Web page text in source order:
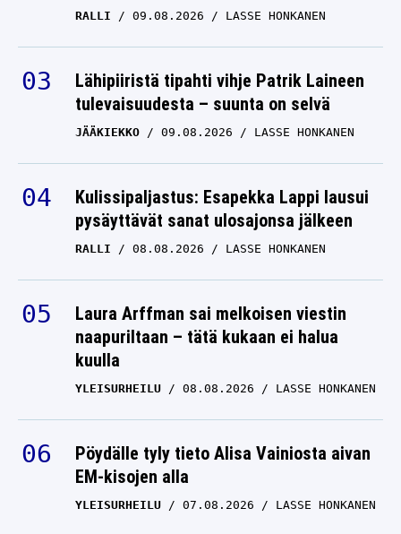
RALLI 09.08.2026 LASSE HONKANEN
Lähipiiristä tipahti vihje Patrik Laineen
tulevaisuudesta – suunta on selvä
JÄÄKIEKKO 09.08.2026 LASSE HONKANEN
Kulissipaljastus: Esapekka Lappi lausui
pysäyttävät sanat ulosajonsa jälkeen
RALLI 08.08.2026 LASSE HONKANEN
Laura Arffman sai melkoisen viestin
naapuriltaan – tätä kukaan ei halua
kuulla
YLEISURHEILU 08.08.2026 LASSE HONKANEN
Pöydälle tyly tieto Alisa Vainiosta aivan
EM-kisojen alla
YLEISURHEILU 07.08.2026 LASSE HONKANEN